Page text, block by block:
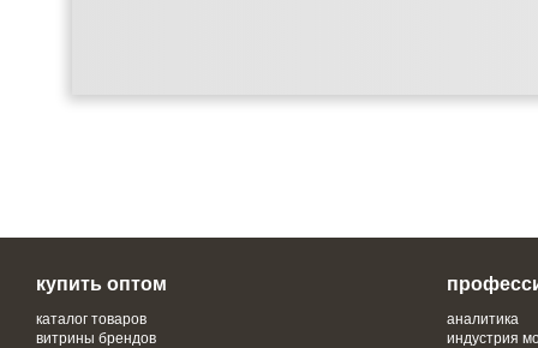
купить оптом
каталог товаров
витрины брендов
аналитика
индустрия